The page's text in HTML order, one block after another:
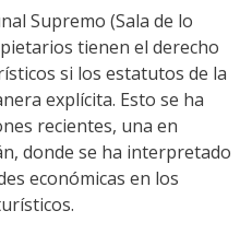
Supremo (Sala de lo
tienen el derecho
si los estatutos de la
explícita. Esto se ha
recientes, una en
donde se ha interpretado
económicas en los